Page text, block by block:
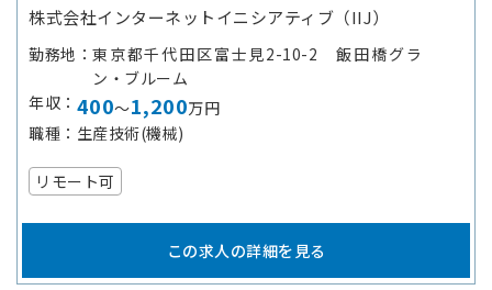
株式会社インターネットイニシアティブ（IIJ）
勤務地
東京都千代田区富士見2-10-2 飯田橋グラ
ン・ブルーム
年収
400～1,200万円
職種
生産技術(機械)
リモート可
この求人の詳細を見る